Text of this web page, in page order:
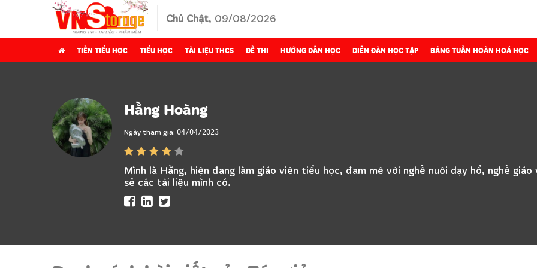
Chủ Chật, 09/08/2026
TIỀN TIỂU HỌC TIỂU HỌC TÀI LIỆU THCS ĐỀ THI HƯỚNG DẪN HỌC DIỄN ĐÀN HỌC TẬP BẢNG TUẦN HOÀN HOÁ HỌC
Hằng Hoàng
Ngày tham gia: 04/04/2023
Mình là Hằng, hiện đang làm giáo viên tiểu học, đam mê với nghề nuôi dạy hổ, nghề
sẻ các tài liệu mình có.